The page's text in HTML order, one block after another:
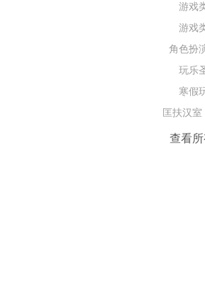
游戏
游戏
角色扮
玩乐
寒假
匡扶汉室
查看